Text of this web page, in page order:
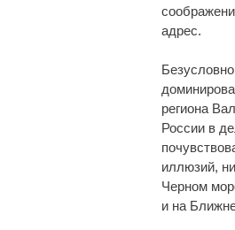
адрес.
региона
России в
иллюзий,
Черном
и на